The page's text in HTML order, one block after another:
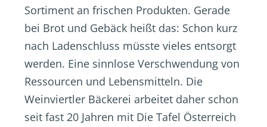
Sortiment an frischen Produkten. Gerade
bei Brot und Gebäck heißt das: Schon kurz
nach Ladenschluss müsste vieles entsorgt
werden. Eine sinnlose Verschwendung von
Ressourcen und Lebensmitteln. Die
Weinviertler Bäckerei arbeitet daher schon
seit fast 20 Jahren mit Die Tafel Österreich